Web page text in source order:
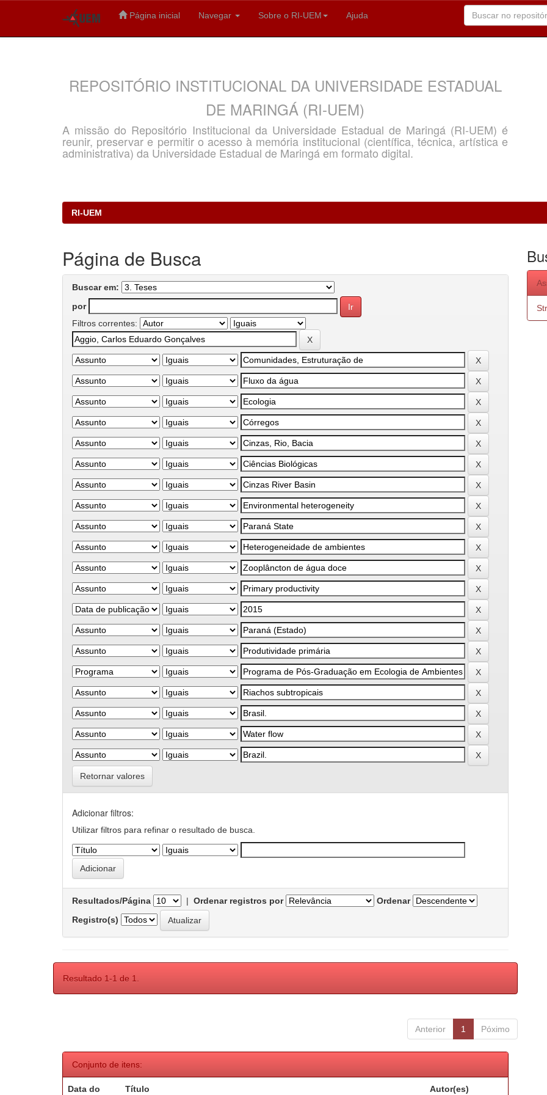
Página inicial Navegar Sobre o RI-UEM Ajuda
REPOSITÓRIO INSTITUCIONAL DA UNIVERSIDADE ESTADUAL
DE MARINGÁ (RI-UEM)
A missão do Repositório Institucional da Universidade Estadual de Maringá (RI-UEM) é
reunir, preservar e permitir o acesso à memória institucional (científica, técnica, artística e
administrativa) da Universidade Estadual de Maringá em formato digital.
RI-UEM
Página de Busca
Buscar em:
por
Filtros correntes:
Retornar valores
Adicionar filtros:
Utilizar filtros para refinar o resultado de busca.
Resultados/Página | Ordenar registros por
Ordenar
Registro(s)
Resultado 1-1 de 1.
Anterior 1 Póximo
Conjunto de itens:
Data do Título Autor(es)